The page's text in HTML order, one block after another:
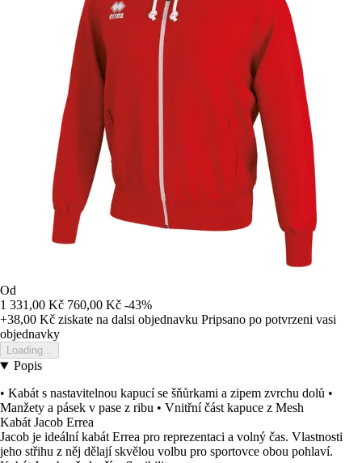
Od
1 331,00 Kč 760,00 Kč -43%
+38,00 Kč ziskate na dalsi objednavku Pripsano po potvrzeni vasi
objednavky
Loading...
Popis
• Kabát s nastavitelnou kapucí se šňůrkami a zipem zvrchu dolů •
Manžety a pásek v pase z ribu • Vnitřní část kapuce z Mesh
Kabát Jacob Errea
Jacob je ideální kabát Errea pro reprezentaci a volný čas. Vlastnosti
jeho střihu z něj dělají skvělou volbu pro sportovce obou pohlaví.